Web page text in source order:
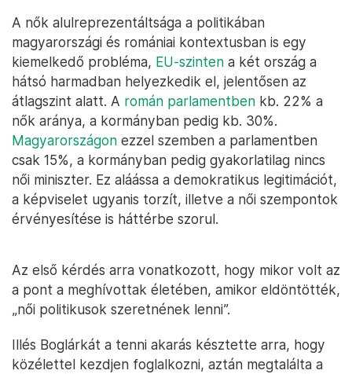
A nők alulreprezentáltsága a politikában
magyarországi és romániai kontextusban is egy
kiemelkedő probléma, EU-szinten a két ország a
hátsó harmadban helyezkedik el, jelentősen az
átlagszint alatt. A román parlamentben kb. 22% a
nők aránya, a kormányban pedig kb. 30%.
Magyarországon ezzel szemben a parlamentben
csak 15%, a kormányban pedig gyakorlatilag nincs
női miniszter. Ez aláássa a demokratikus legitimációt,
a képviselet ugyanis torzít, illetve a női szempontok
érvényesítése is háttérbe szorul.
Az első kérdés arra vonatkozott, hogy mikor volt az
a pont a meghívottak életében, amikor eldöntötték,
„női politikusok szeretnének lenni”.
Illés Boglárkát a tenni akarás késztette arra, hogy
közélettel kezdjen foglalkozni, aztán megtalálta a